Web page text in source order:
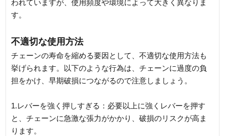
われていますが、使用頻度や環境によって大きく異なりま
す。
不適切な使用方法
チェーンの寿命を縮める要因として、不適切な使用方法も
挙げられます。以下のような行為は、チェーンに過度の負
担をかけ、早期破損につながるので注意しましょう。
1.レバーを強く押しすぎる：必要以上に強くレバーを押す
と、チェーンに急激な張力がかかり、破損のリスクが高ま
ります。